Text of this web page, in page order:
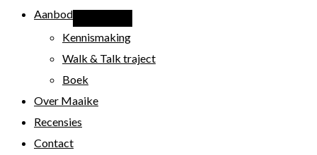
Aanbod
Kennismaking
Walk & Talk traject
Boek
Over Maaike
Recensies
Contact